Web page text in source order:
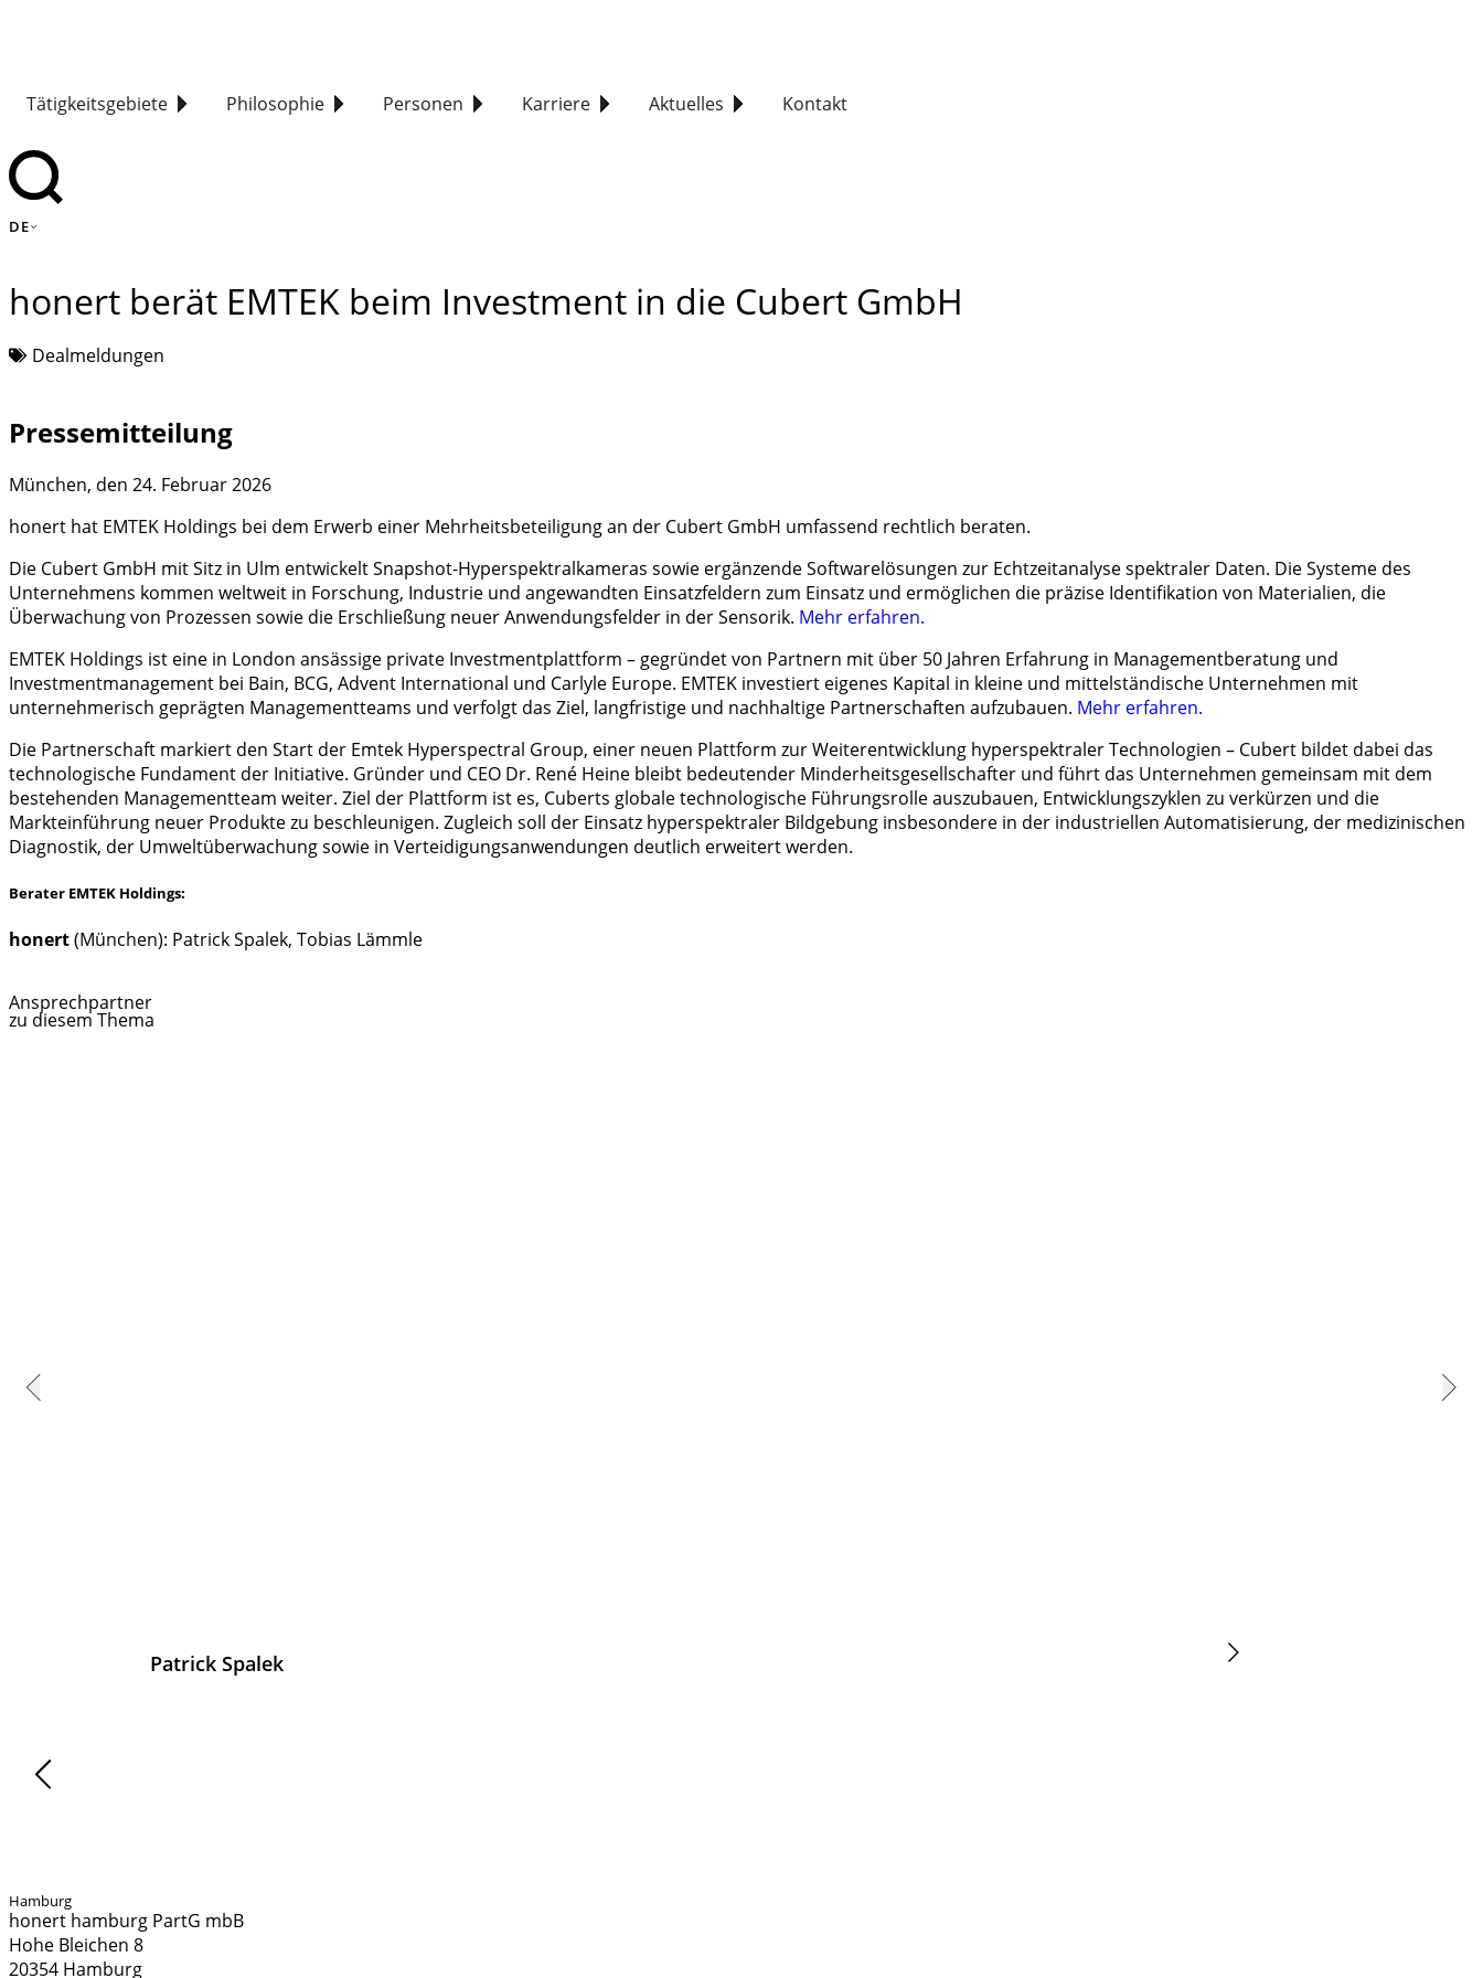
Tätigkeitsgebiete Philosophie Personen Karriere Aktuelles Kontakt
DE
honert berät EMTEK beim Investment in die Cubert GmbH
Dealmeldungen
Pressemitteilung
München, den 24. Februar 2026
honert hat EMTEK Holdings bei dem Erwerb einer Mehrheitsbeteiligung an der Cubert GmbH umfassend rechtlich beraten.
Die Cubert GmbH mit Sitz in Ulm entwickelt Snapshot-Hyperspektralkameras sowie ergänzende Softwarelösungen zur Echtzeitanalyse spektraler Daten. Die Systeme des
Unternehmens kommen weltweit in Forschung, Industrie und angewandten Einsatzfeldern zum Einsatz und ermöglichen die präzise Identifikation von Materialien, die
Überwachung von Prozessen sowie die Erschließung neuer Anwendungsfelder in der Sensorik. Mehr erfahren.
EMTEK Holdings ist eine in London ansässige private Investmentplattform – gegründet von Partnern mit über 50 Jahren Erfahrung in Managementberatung und
Investmentmanagement bei Bain, BCG, Advent International und Carlyle Europe. EMTEK investiert eigenes Kapital in kleine und mittelständische Unternehmen mit
unternehmerisch geprägten Managementteams und verfolgt das Ziel, langfristige und nachhaltige Partnerschaften aufzubauen. Mehr erfahren.
Die Partnerschaft markiert den Start der Emtek Hyperspectral Group, einer neuen Plattform zur Weiterentwicklung hyperspektraler Technologien – Cubert bildet dabei das
technologische Fundament der Initiative. Gründer und CEO Dr. René Heine bleibt bedeutender Minderheitsgesellschafter und führt das Unternehmen gemeinsam mit dem
bestehenden Managementteam weiter. Ziel der Plattform ist es, Cuberts globale technologische Führungsrolle auszubauen, Entwicklungszyklen zu verkürzen und die
Markteinführung neuer Produkte zu beschleunigen. Zugleich soll der Einsatz hyperspektraler Bildgebung insbesondere in der industriellen Automatisierung, der medizinischen
Diagnostik, der Umweltüberwachung sowie in Verteidigungsanwendungen deutlich erweitert werden.
Berater EMTEK Holdings:
honert(München): Patrick Spalek, Tobias Lämmle
Ansprechpartner
zu diesem Thema
Patrick Spalek
Hamburg
honert hamburg PartG mbB
Hohe Bleichen 8
20354 Hamburg